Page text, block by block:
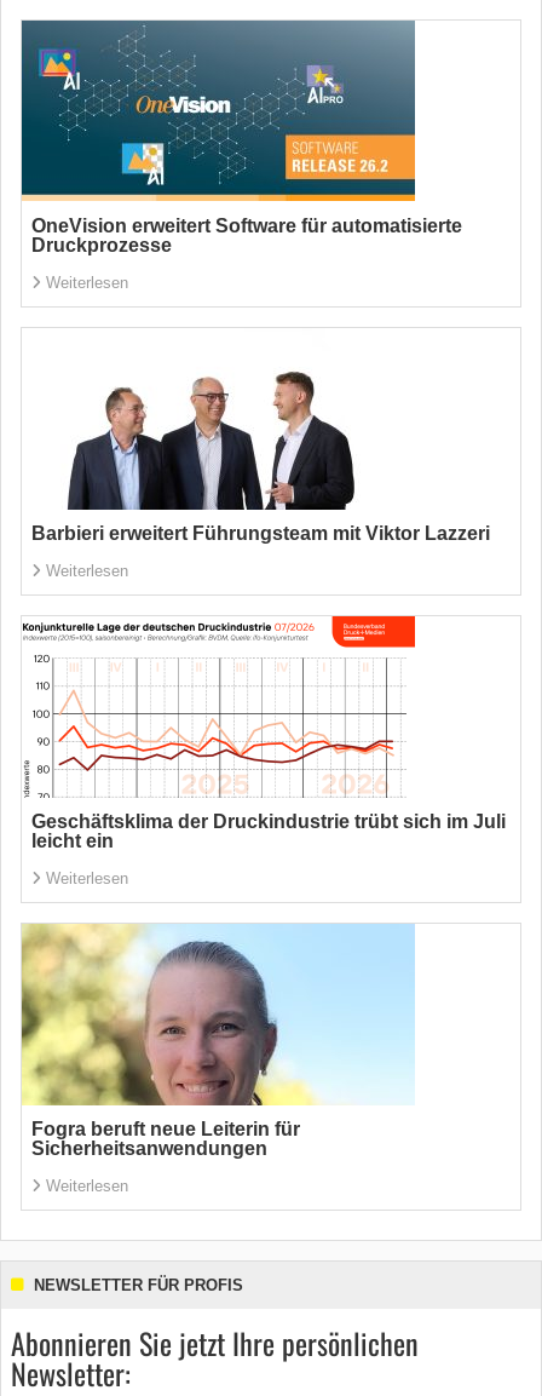
OneVision erweitert Software für automatisierte
Druckprozesse
Weiterlesen
Barbieri erweitert Führungsteam mit Viktor Lazzeri
Weiterlesen
Geschäftsklima der Druckindustrie trübt sich im Juli
leicht ein
Weiterlesen
Fogra beruft neue Leiterin für
Sicherheitsanwendungen
Weiterlesen
NEWSLETTER FÜR PROFIS
Abonnieren Sie jetzt Ihre persönlichen
Newsletter: